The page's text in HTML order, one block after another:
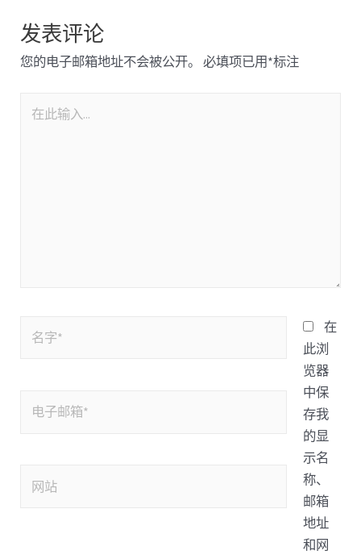
发表评论
您的电子邮箱地址不会被公开。 必填项已用*标注
在
此浏
览器
中保
存我
的显
示名
称、
邮箱
地址
和网